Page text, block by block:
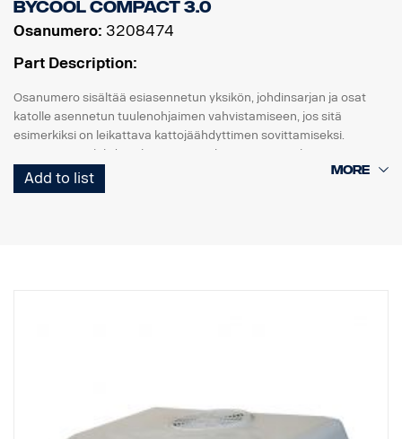
Bycool Compact 3.0
Osanumero: 3208474
Part Description:
Osanumero sisältää esiasennetun yksikön, johdinsarjan ja osat
katolle asennetun tuulenohjaimen vahvistamiseen, jos sitä
esimerkiksi on leikattava kattojäähdyttimen sovittamiseksi.
Huomaa, että johdinvalmiutta ei voi käyttää tämän laitteen
asennukseen. Asennusta varten toimitetaan erillinen johdinsarja.
Lataa asennusohjeet, varaosaluettelot ja käyttöoppaat
Add to list